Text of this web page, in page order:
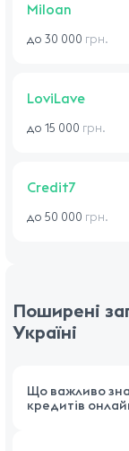
Miloan
до 30 000 грн.
LoviLave
до 15 000 грн.
Credit7
до 50 000 грн.
Поширені
Україні
Що важливо
кредитів